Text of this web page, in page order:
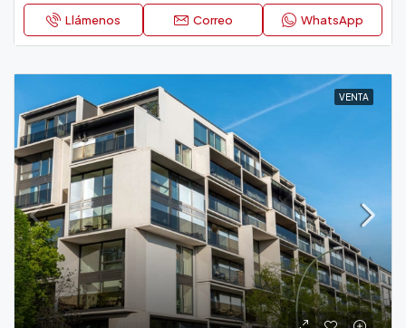
Llámenos Correo WhatsApp
VENTA